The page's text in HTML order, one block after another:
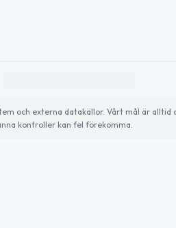
och externa datakällor. Vårt mål är
kontroller kan fel förekomma.